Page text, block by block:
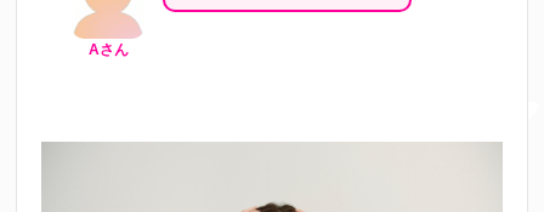
Aさん